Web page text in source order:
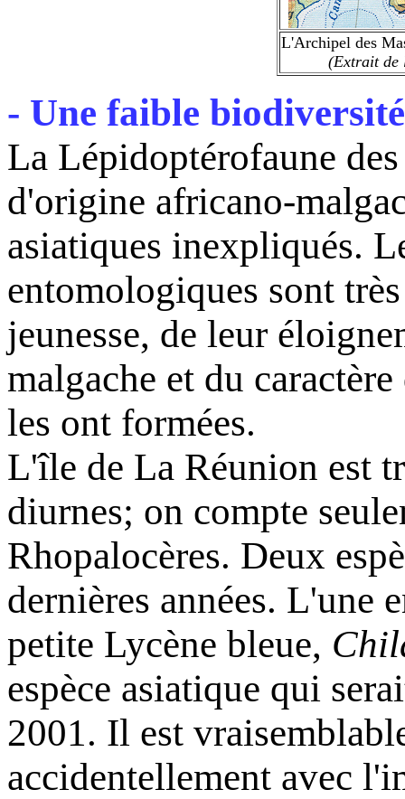
L'Archipel des
(Extrait de
- Une faible
La Lépidoptérofaune
d'origine africano-
asiatiques inexpliqués.
entomologiques sont
jeunesse, de leur
malgache et du
les ont formées.
L'île de La Réunion est
diurnes; on compte
Rhopalocères. Deux
dernières années. L'une
petite Lycène bleue,
espèce asiatique qui
2001. Il est
accidentellement avec